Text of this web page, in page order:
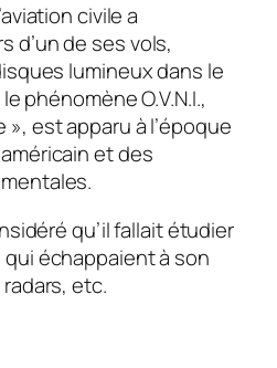
civile a
d’un de ses vols,
lumineux dans le
phénomène O.V.N.I.,
est apparu à l’époque
et des
qu’il fallait étudier
échappaient à son
etc.